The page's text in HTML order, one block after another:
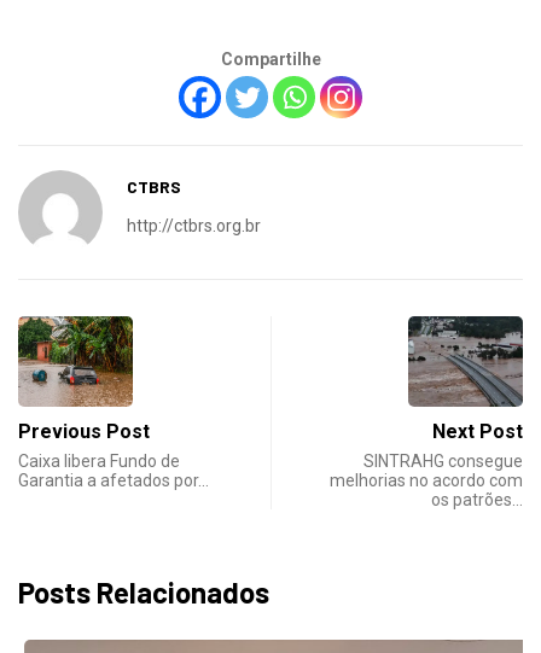
Compartilhe
CTBRS
http://ctbrs.org.br
Previous Post
Caixa libera Fundo de
Garantia a afetados por…
Next Post
SINTRAHG consegue
melhorias no acordo com
os patrões…
Posts Relacionados